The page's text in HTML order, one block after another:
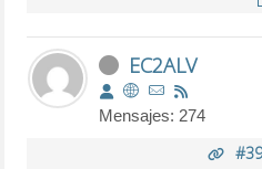
EC2ALV
Mensajes: 274